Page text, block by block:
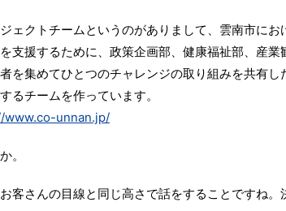
ェクトチームというのがありまして、雲南市にお
支援するために、政策企画部、健康福祉部、産業
を集めてひとつのチャレンジの取り組みを共有し
るチームを作っています。
www.co-unnan.jp/
。
客さんの目線と同じ高さで話をすることですね。